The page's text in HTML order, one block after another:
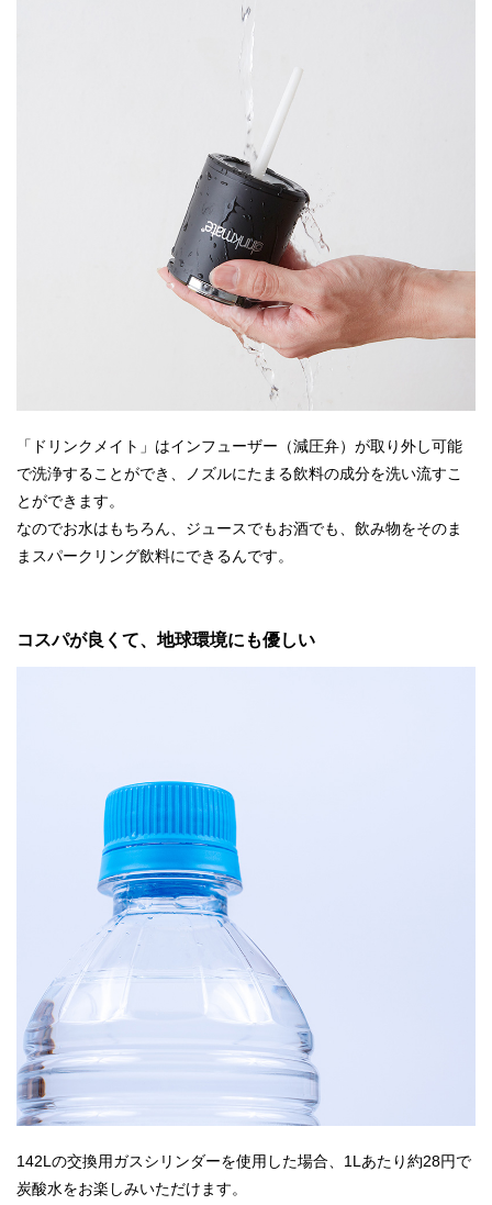
「ドリンクメイト」はインフューザー（減圧弁）が取り外し可能
で洗浄することができ、ノズルにたまる飲料の成分を洗い流すこ
とができます。
なのでお水はもちろん、ジュースでもお酒でも、飲み物をそのま
まスパークリング飲料にできるんです。
コスパが良くて、地球環境にも優しい
142Lの交換用ガスシリンダーを使用した場合、1Lあたり約28円で
炭酸水をお楽しみいただけます。